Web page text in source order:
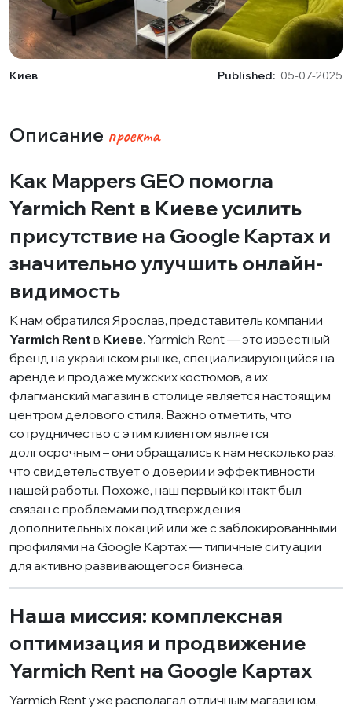
Киев Published: 05-07-2025
Описание проекта
Как Mappers GEO помогла
Yarmich Rent в Киеве усилить
присутствие на Google Картах и
значительно улучшить онлайн-
видимость
К нам обратился Ярослав, представитель компании
Yarmich Rent в Киеве. Yarmich Rent — это известный
бренд на украинском рынке, специализирующийся на
аренде и продаже мужских костюмов, а их
флагманский магазин в столице является настоящим
центром делового стиля. Важно отметить, что
сотрудничество с этим клиентом является
долгосрочным – они обращались к нам несколько раз,
что свидетельствует о доверии и эффективности
нашей работы. Похоже, наш первый контакт был
связан с проблемами подтверждения
дополнительных локаций или же с заблокированными
профилями на Google Картах — типичные ситуации
для активно развивающегося бизнеса.
Наша миссия: комплексная
оптимизация и продвижение
Yarmich Rent на Google Картах
Yarmich Rent уже располагал отличным магазином,